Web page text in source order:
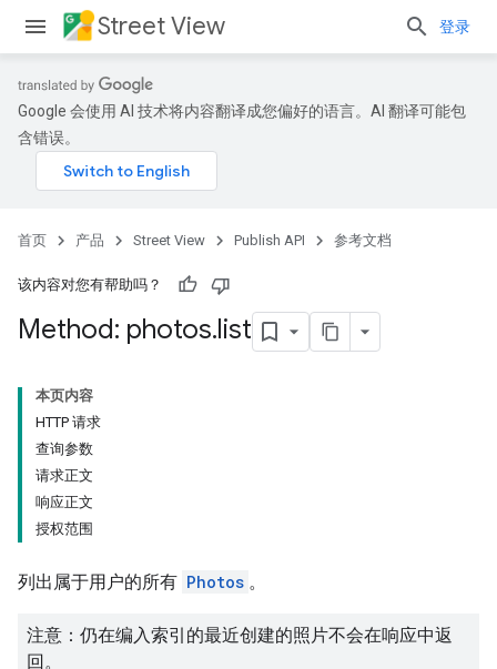
Street View 登录
Google 会使用 AI 技术将内容翻译成您偏好的语言。AI 翻译可能包
含错误。
首页 产品 Street View Publish API 参考文档
该内容对您有帮助吗？
Method: photos.list
本页内容
HTTP 请求
查询参数
请求正文
响应正文
授权范围
列出属于用户的所有 Photos 。
注意：仍在编入索引的最近创建的照片不会在响应中返
回。